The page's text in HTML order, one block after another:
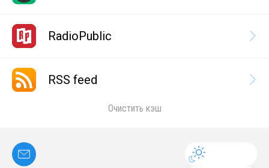
RadioPublic
RSS feed
Очистить кэш